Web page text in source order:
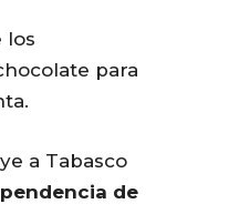
los
para
a Tabasco
de